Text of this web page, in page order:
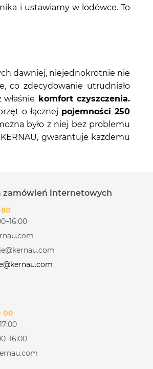
i ustawiamy w lodówce. To
dawniej, niejednokrotnie nie
co zdecydowanie utrudniało
komfort czyszczenia.
o łącznej pojemności 250
było z niej bez problemu
gwarantuje każdemu
zamówień internetowych
80
00